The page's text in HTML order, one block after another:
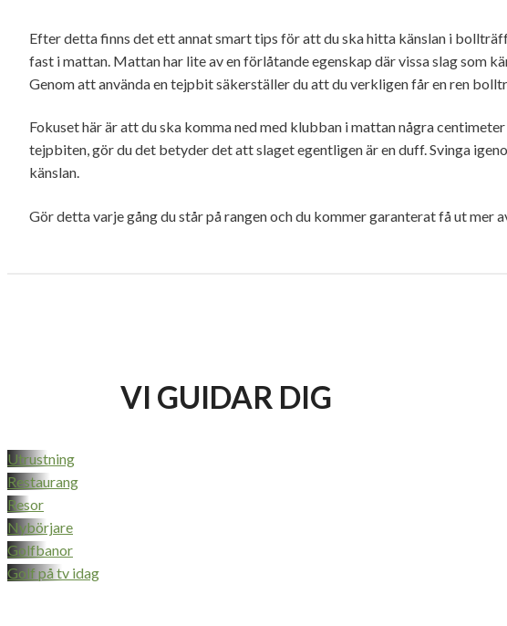
Efter detta finns det ett annat smart tips för att du ska hitta känslan i
fast i mattan. Mattan har lite av en förlåtande egenskap där vissa slag som
Genom att använda en tejpbit säkerställer du att du verkligen får en ren
Fokuset här är att du ska komma ned med klubban i mattan några
tejpbiten, gör du det betyder det att slaget egentligen är en duff. Svinga
känslan.
Gör detta varje gång du står på rangen och du kommer garanterat få ut mer
VI GUIDAR DIG
Utrustning
Restaurang
Resor
Nybörjare
Golfbanor
Golf på tv idag